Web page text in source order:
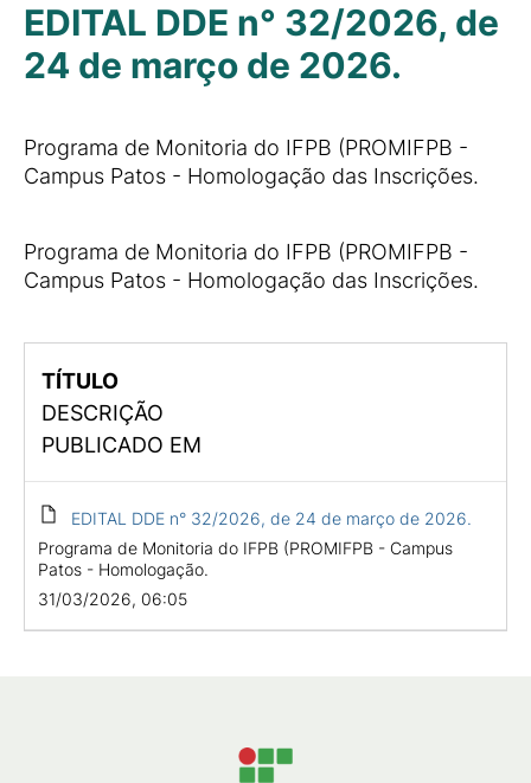
EDITAL DDE n° 32/2026, de
24 de março de 2026.
Programa de Monitoria do IFPB (PROMIFPB -
Campus Patos - Homologação das Inscrições.
Programa de Monitoria do IFPB (PROMIFPB -
Campus Patos - Homologação das Inscrições.
TÍTULO
DESCRIÇÃO
PUBLICADO EM
EDITAL DDE n° 32/2026, de 24 de março de 2026.
Programa de Monitoria do IFPB (PROMIFPB - Campus
Patos - Homologação.
31/03/2026, 06:05